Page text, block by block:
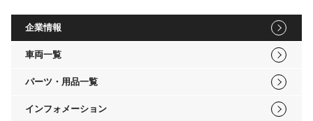
企業情報
車両一覧
パーツ・用品一覧
インフォメーション